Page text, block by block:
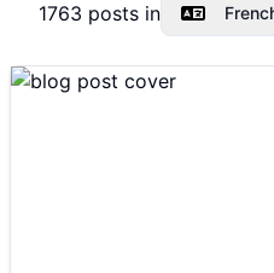
1763 posts in